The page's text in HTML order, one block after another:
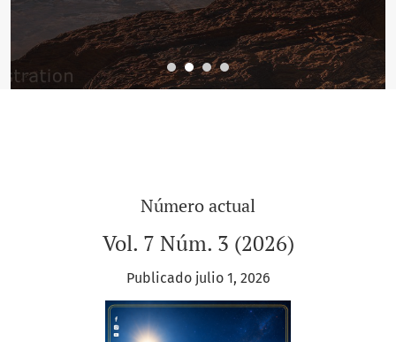
Número actual
Vol. 7 Núm. 3 (2026)
Publicado julio 1, 2026